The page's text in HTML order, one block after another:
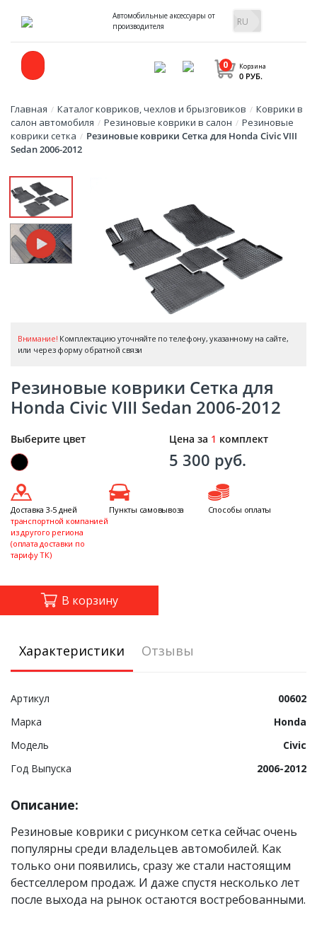
Автомобильные аксессуары от
производителя
Корзина
0
0 РУБ.
Главная / Каталог ковриков, чехлов и брызговиков / Коврики в
салон автомобиля / Резиновые коврики в салон / Резиновые
коврики сетка / Резиновые коврики Сетка для Honda Civic VIII
Sedan 2006-2012
Внимание! Комплектацию уточняйте по телефону, указанному на сайте,
или через форму обратной связи
Резиновые коврики Сетка для
Honda Civic VIII Sedan 2006-2012
Выберите цвет Цена за 1 комплект
5 300 руб.
В корзину
Доставка 3-5 дней
транспортной компанией
из другого региона
(оплата доставки по
тарифу ТК)
Пункты самовывоза Способы оплаты
Характеристики Отзывы
Артикул
00602
Марка
Honda
Модель
Civic
Год Выпуска
2006-2012
Описание:
Резиновые коврики с рисунком сетка сейчас очень
популярны среди владельцев автомобилей. Как
только они появились, сразу же стали настоящим
бестселлером продаж. И даже спустя несколько лет
после выхода на рынок остаются востребованными.